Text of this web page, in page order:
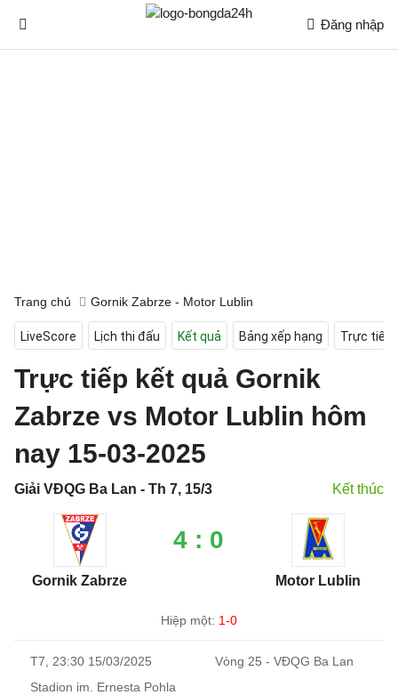
Đăng nhập
Trang chủ Gornik Zabrze - Motor Lublin
LiveScore Lịch thi đấu Kết quả Bảng xếp hạng Trực tiếp
Trực tiếp kết quả Gornik
Zabrze vs Motor Lublin hôm
nay 15-03-2025
Giải VĐQG Ba Lan - Th 7, 15/3 Kết thúc
Gornik Zabrze
4 : 0
Motor Lublin
Hiệp một: 1-0
T7, 23:30 15/03/2025
Vòng 25 - VĐQG Ba Lan
Stadion im. Ernesta Pohla